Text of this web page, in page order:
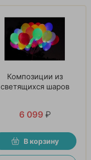
Композиции из
светящихся шаров
6 099 ₽
В корзину